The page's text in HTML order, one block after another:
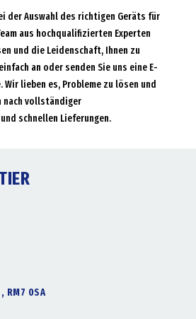
der Auswahl des richtigen Geräts für
aus hochqualifizierten Experten
und die Leidenschaft, Ihnen zu
an oder senden Sie uns eine E-
lieben es, Probleme zu lösen und
nach vollständiger
schnellen Lieferungen.
RM7 0SA